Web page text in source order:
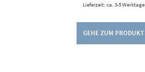
Lieferzeit: ca. 3-5 Werktage
GEHE ZUM PRODUKT